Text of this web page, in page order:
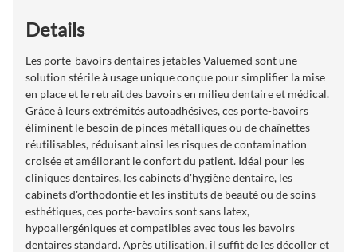
Details
Les porte-bavoirs dentaires jetables Valuemed ​​sont une
solution stérile à usage unique conçue pour simplifier la mise
en place et le retrait des bavoirs en milieu dentaire et médical.
Grâce à leurs extrémités autoadhésives, ces porte-bavoirs
éliminent le besoin de pinces métalliques ou de chaînettes
réutilisables, réduisant ainsi les risques de contamination
croisée et améliorant le confort du patient. Idéal pour les
cliniques dentaires, les cabinets d'hygiène dentaire, les
cabinets d'orthodontie et les instituts de beauté ou de soins
esthétiques, ces porte-bavoirs sont sans latex,
hypoallergéniques et compatibles avec tous les bavoirs
dentaires standard. Après utilisation, il suffit de les décoller et